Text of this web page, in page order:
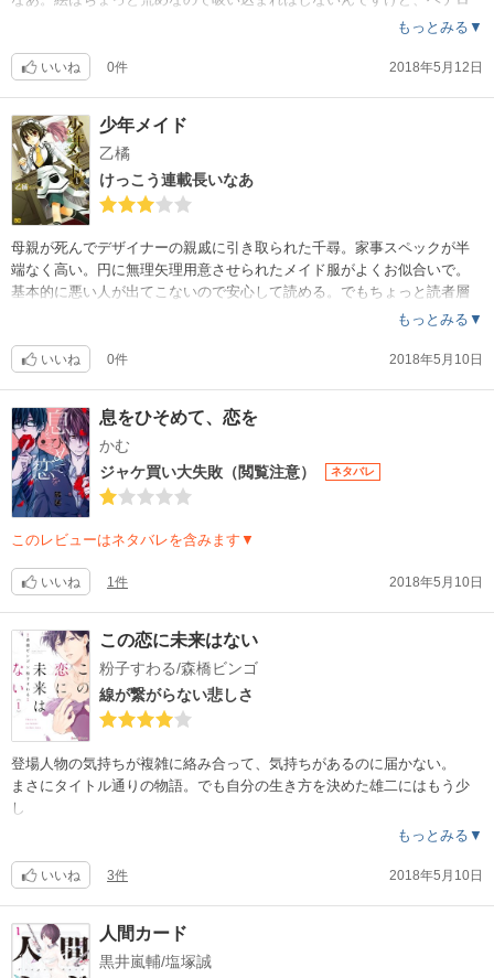
の人が何の悪気もなしに言葉で彼らの胸をえぐる語彙力はいいと思いま
もっとみる▼
いいね 0件 2018年5月12日
少年メイド
乙橘
けっこう連載長いなあ
母親が死んでデザイナーの親戚に引き取られた千尋。家事スペックが半
端なく高い。円に無理矢理用意させられたメイド服がよくお似合いで。
基本的に悪い人が出てこないので安心して読める。でもちょっと読者層
ら、うまく円に甘えられないところがかわいいけどね。
もっとみる▼
いいね 0件 2018年5月10日
息をひそめて、恋を
かむ
ジャケ買い大失敗（閲覧注意）
ネタバレ
このレビューはネタバレを含みます▼
いいね 1件 2018年5月10日
この恋に未来はない
粉子すわる/森橋ビンゴ
線が繋がらない悲しさ
登場人物の気持ちが複雑に絡み合って、気持ちがあるのに届かない。
まさにタイトル通りの物語。でも自分の生き方を決めた雄二にはもう少
し
もっとみる▼
いいね 3件 2018年5月10日
人間カード
黒井嵐輔/塩塚誠